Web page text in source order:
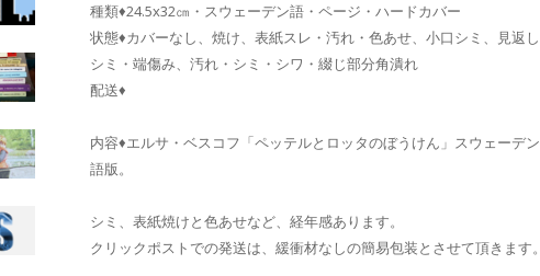
種類♦24.5x32㎝・スウェーデン語・ページ・ハードカバー
状態♦カバーなし、焼け、表紙スレ・汚れ・色あせ、小口シミ、見返し
シミ・端傷み、汚れ・シミ・シワ・綴じ部分角潰れ
配送♦
内容♦エルサ・ベスコフ「ペッテルとロッタのぼうけん」スウェーデン
語版。
シミ、表紙焼けと色あせなど、経年感あります。
クリックポストでの発送は、緩衝材なしの簡易包装とさせて頂きます。